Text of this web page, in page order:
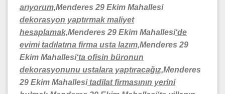
arıyorum,Menderes 29 Ekim Mahallesi
dekorasyon yaptırmak maliyet
hesaplamak,Menderes 29 Ekim Mahallesi‘de
evimi tadılatına firma usta lazım,Menderes 29
Ekim Mahallesi‘ta ofisin büronun
dekorasyonunu ustalara yaptıracağız,Menderes
29 Ekim Mahallesitadilat firmasının yerini